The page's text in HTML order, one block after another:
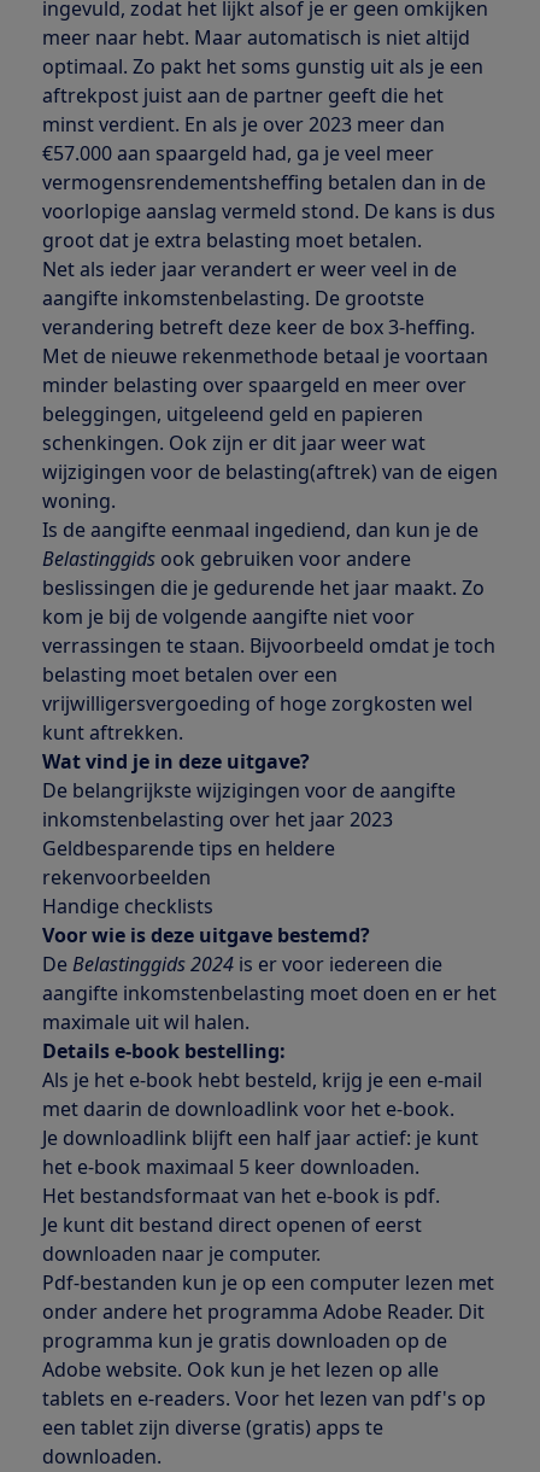
ingevuld, zodat het lijkt alsof je er geen omkijken
meer naar hebt. Maar automatisch is niet altijd
optimaal. Zo pakt het soms gunstig uit als je een
aftrekpost juist aan de partner geeft die het
minst verdient. En als je over 2023 meer dan
€57.000 aan spaargeld had, ga je veel meer
vermogensrendementsheffing betalen dan in de
voorlopige aanslag vermeld stond. De kans is dus
groot dat je extra belasting moet betalen.
Net als ieder jaar verandert er weer veel in de
aangifte inkomstenbelasting. De grootste
verandering betreft deze keer de box 3-heffing.
Met de nieuwe rekenmethode betaal je voortaan
minder belasting over spaargeld en meer over
beleggingen, uitgeleend geld en papieren
schenkingen. Ook zijn er dit jaar weer wat
wijzigingen voor de belasting(aftrek) van de eigen
woning.
Is de aangifte eenmaal ingediend, dan kun je de
Belastinggidsook gebruiken voor andere
beslissingen die je gedurende het jaar maakt. Zo
kom je bij de volgende aangifte niet voor
verrassingen te staan. Bijvoorbeeld omdat je toch
belasting moet betalen over een
vrijwilligersvergoeding of hoge zorgkosten wel
kunt aftrekken.
Wat vind je in deze uitgave?
De belangrijkste wijzigingen voor de aangifte
inkomstenbelasting over het jaar 2023
Geldbesparende tips en heldere
rekenvoorbeelden
Handige checklists
Voor wie is deze uitgave bestemd?
DeBelastinggids 2024 is er voor iedereen die
aangifte inkomstenbelasting moet doen en er het
maximale uit wil halen.
Details e-book bestelling:
Als je het e-book hebt besteld, krijg je een e-mail
met daarin de downloadlink voor het e-book.
Je downloadlink blijft een half jaar actief: je kunt
het e-book maximaal 5 keer downloaden.
Het bestandsformaat van het e-book is pdf.
Je kunt dit bestand direct openen of eerst
downloaden naar je computer.
Pdf-bestanden kun je op een computer lezen met
onder andere het programma Adobe Reader. Dit
programma kun je gratis downloaden op de
Adobe website. Ook kun je het lezen op alle
tablets en e-readers. Voor het lezen van pdf's op
een tablet zijn diverse (gratis) apps te
downloaden.